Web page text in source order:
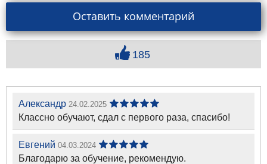
Александр 24.02.2025
Классно обучают, сдал с первого раза, спасибо!
Евгений 04.03.2024
Благодарю за обучение, рекомендую.
Оставить комментарий
185